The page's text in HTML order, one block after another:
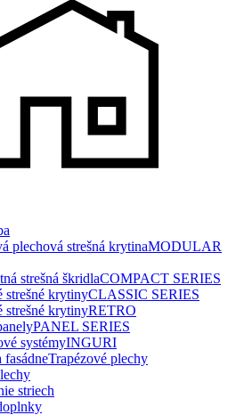
plechová strešná krytinaMODULAR
strešná škridlaCOMPACT SERIES
strešné krytinyCLASSIC SERIES
strešné krytinyRETRO
PANEL SERIES
systémyINGURI
fasádneTrapézové plechy
striech